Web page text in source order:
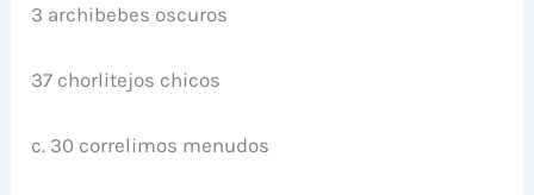
3 archibebes oscuros
37 chorlitejos chicos
c. 30 correlimos menudos